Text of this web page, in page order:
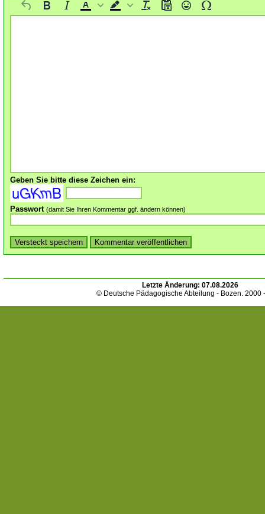
Geben Sie bitte diese Zeichen ein:
Passwort (damit Sie Ihren Kommentar ggf. ändern können)
Letzte Änderung: 07.08.2026
© Deutsche Pädagogische Abteilung - Bozen. 2000